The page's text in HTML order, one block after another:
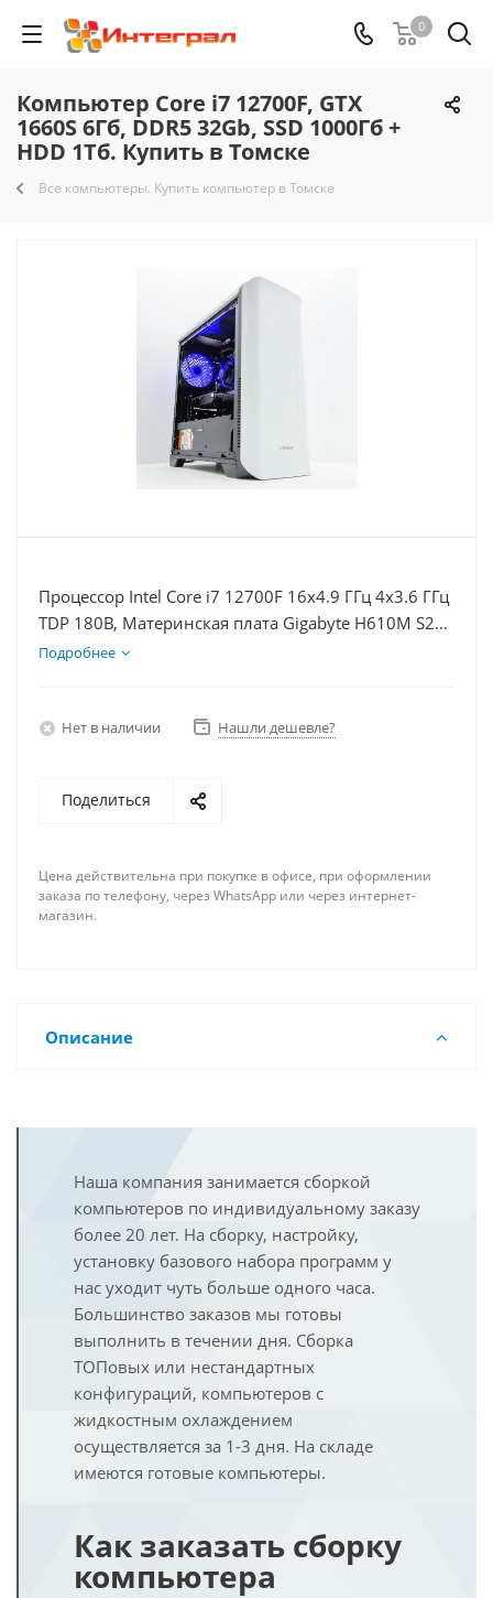
0
Компьютер Core i7 12700F, GTX
1660S 6Гб, DDR5 32Gb, SSD 1000Гб +
HDD 1Тб. Купить в Томске
Все компьютеры. Купить компьютер в Томске
Процессор Intel Core i7 12700F 16x4.9 ГГц 4x3.6 ГГц
TDP 180В, Материнская плата Gigabyte H610M S2H
V2, Видеокарта GTX 1660S 6Гб, Память DDR5 32Gb,
Подробнее
Нет в наличии Нашли дешевле?
Поделиться
Цена действительна при покупке в офисе, при оформлении
заказа по телефону, через WhatsApp или через интернет-
магазин.
Описание
Наша компания занимается сборкой
компьютеров по индивидуальному заказу
более 20 лет. На сборку, настройку,
установку базового набора программ у
нас уходит чуть больше одного часа.
Большинство заказов мы готовы
выполнить в течении дня. Сборка
ТОПовых или нестандартных
конфигураций, компьютеров с
жидкостным охлаждением
осуществляется за 1-3 дня. На складе
имеются готовые компьютеры.
Как заказать сборку
компьютера